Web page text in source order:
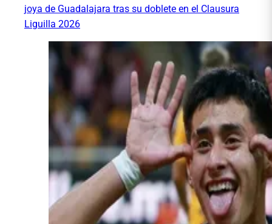
joya de Guadalajara tras su doblete en el Clausura
Liguilla 2026